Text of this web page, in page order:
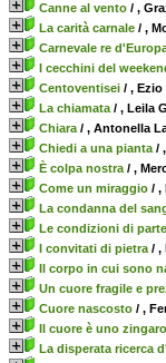
Canne al vento / ,
La carità carnale / ,
Carnevale re
I cecchini del
Centoventisei / ,
La chiamata / , Leila
Chiara / , Antonella
Chiedi a una pianta /
È colpa nostra / ,
Come un miraggio / ,
La condanna del
Le condizioni di
I convitati di pietra / ,
Il corpo in cui sono
Un cuore fragile e
Cuore nascosto / ,
Il cuore è uno zingaro
La disperata ricerca